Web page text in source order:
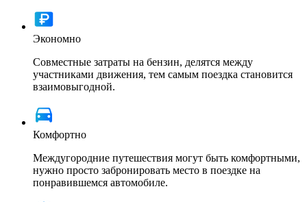
Экономно
Совместные затраты на бензин, делятся между
участниками движения, тем самым поездка становится
взаимовыгодной.
Комфортно
Междугородние путешествия могут быть комфортными,
нужно просто забронировать место в поездке на
понравившемся автомобиле.